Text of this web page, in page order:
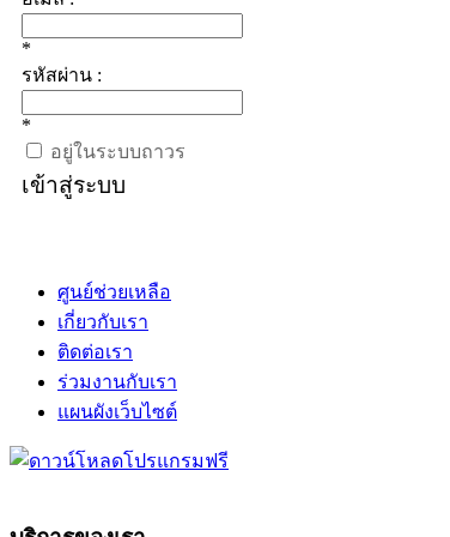
*
รหัสผ่าน :
*
อยู่ในระบบถาวร
เข้าสู่ระบบ
ศูนย์ช่วยเหลือ
เกี่ยวกับเรา
ติดต่อเรา
ร่วมงานกับเรา
แผนผังเว็บไซต์